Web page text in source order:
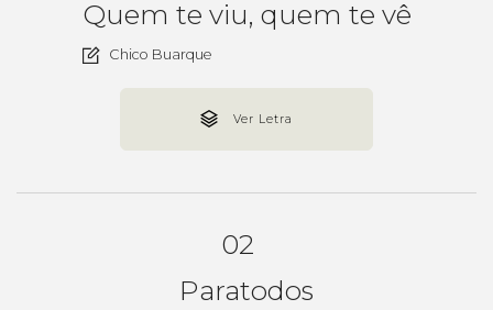
Quem te viu, quem te vê
Chico Buarque
Ver Letra
02
Paratodos